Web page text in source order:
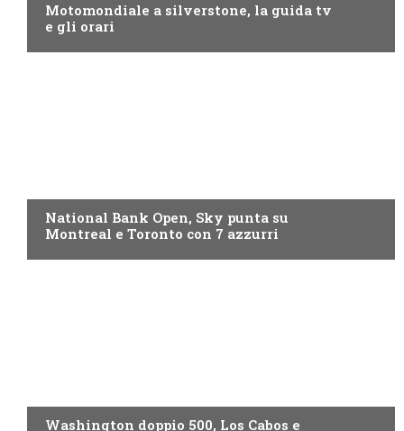
Motomondiale a silverstone, la guida tv
e gli orari
National Bank Open, Sky punta su
Montreal e Toronto con 7 azzurri
Washington doppio 500, Los Cabos e